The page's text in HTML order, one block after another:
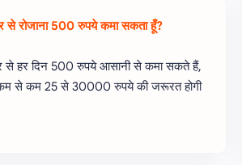
से रोजाना 500 रुपये कमा सकता हूँ?
से हर दिन 500 रुपये आसानी से कमा सकते हैं,
से कम 25 से 30000 रुपये की जरूरत होगी